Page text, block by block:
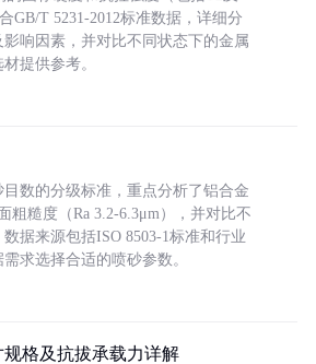
GB/T 5231-2012标准数据，详细分
响因素，并对比不同状态下的金属
提供参考。
数的分级标准，重点分析了铝合金
粗糙度（Ra 3.2-6.3μm），并对比不
据来源包括ISO 8503-1标准和行业
求选择合适的喷砂参数。
格及抗拔承载力详解